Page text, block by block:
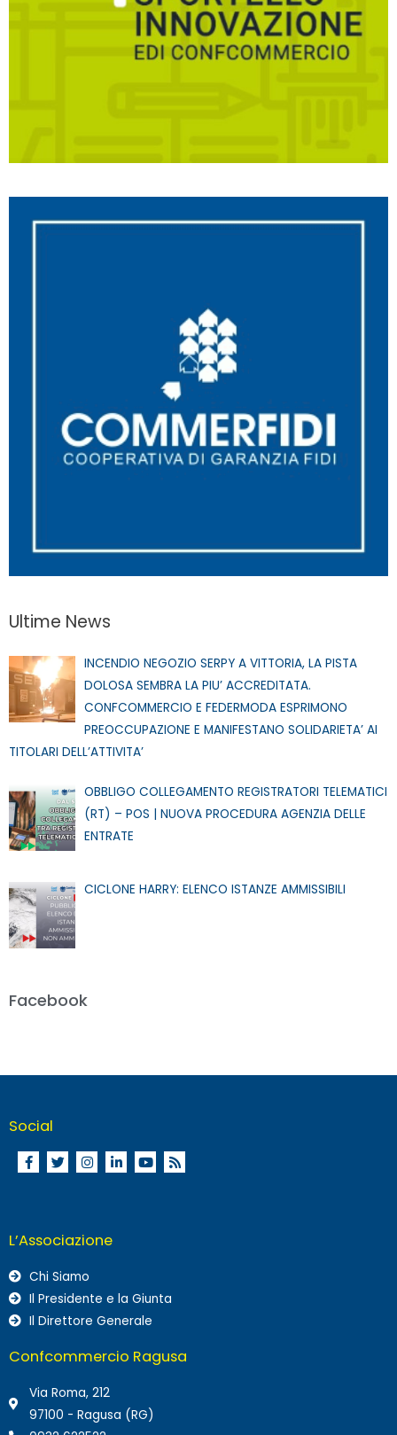
Ultime News
INCENDIO NEGOZIO SERPY A VITTORIA, LA PISTA
DOLOSA SEMBRA LA PIU’ ACCREDITATA.
CONFCOMMERCIO E FEDERMODA ESPRIMONO
PREOCCUPAZIONE E MANIFESTANO SOLIDARIETA’ AI
TITOLARI DELL’ATTIVITA’
OBBLIGO COLLEGAMENTO REGISTRATORI TELEMATICI
(RT) – POS | NUOVA PROCEDURA AGENZIA DELLE
ENTRATE
CICLONE HARRY: ELENCO ISTANZE AMMISSIBILI
Facebook
Social
L’Associazione
Chi Siamo
Il Presidente e la Giunta
Il Direttore Generale
Confcommercio Ragusa
Via Roma, 212
97100 - Ragusa (RG)